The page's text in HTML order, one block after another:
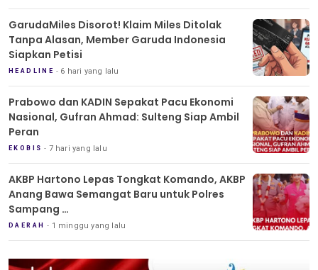
GarudaMiles Disorot! Klaim Miles Ditolak
Tanpa Alasan, Member Garuda Indonesia
Siapkan Petisi
HEADLINE 6 hari yang lalu
Prabowo dan KADIN Sepakat Pacu Ekonomi
Nasional, Gufran Ahmad: Sulteng Siap Ambil
Peran
EKOBIS 7 hari yang lalu
AKBP Hartono Lepas Tongkat Komando, AKBP
Anang Bawa Semangat Baru untuk Polres
Sampang
Tradisi Pedang Pora Iringi Sertijab Kapolres
Sampang
DAERAH 1 minggu yang lalu